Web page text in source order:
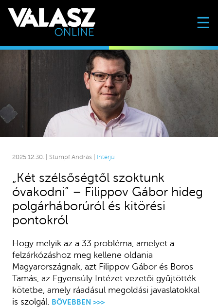
☰
2025.12.30. | Stumpf András | Interjú
„Két szélsőségtől szoktunk
óvakodni” – Filippov Gábor hideg
polgárháborúról és kitörési
pontokról
Hogy melyik az a 33 probléma, amelyet a
felzárkózáshoz meg kellene oldania
Magyarországnak, azt Filippov Gábor és Boros
Tamás, az Egyensúly Intézet vezetői gyűjtötték
kötetbe, amely ráadásul megoldási javaslatokkal
is szolgál. BŐVEBBEN >>>